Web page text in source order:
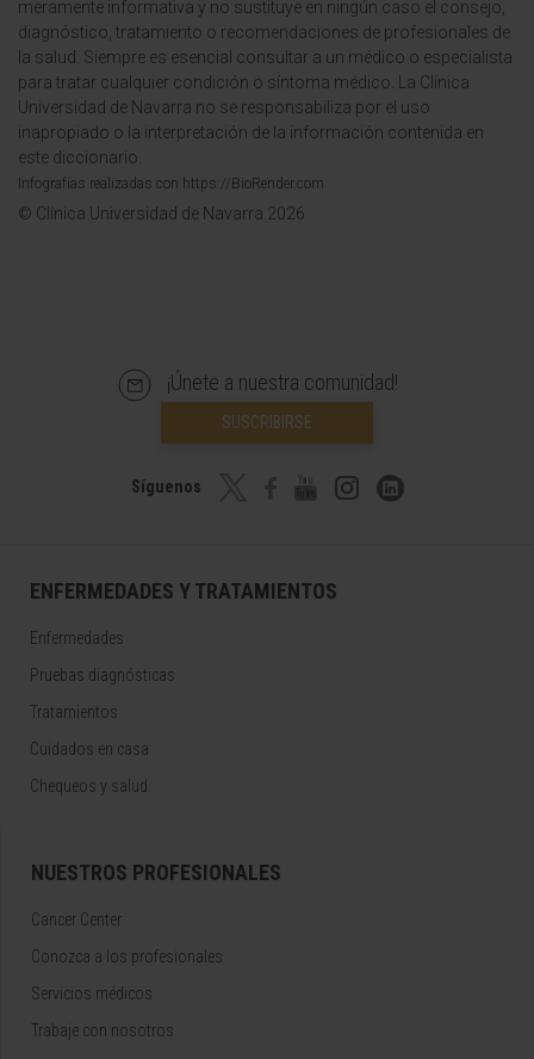
meramente informativa y no sustituye en ningún caso el consejo,
diagnóstico, tratamiento o recomendaciones de profesionales de
la salud. Siempre es esencial consultar a un médico o especialista
para tratar cualquier condición o síntoma médico. La Clínica
Universidad de Navarra no se responsabiliza por el uso
inapropiado o la interpretación de la información contenida en
este diccionario.
Infografías realizadas con https://BioRender.com
© Clínica Universidad de Navarra 2026
¡Únete a nuestra comunidad!
SUSCRIBIRSE
Síguenos
ENFERMEDADES Y TRATAMIENTOS
Enfermedades
Pruebas diagnósticas
Tratamientos
Cuidados en casa
Chequeos y salud
NUESTROS PROFESIONALES
Cancer Center
Conozca a los profesionales
Servicios médicos
Trabaje con nosotros